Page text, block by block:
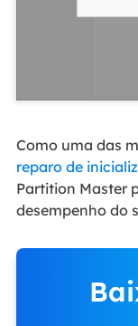
Como uma das
reparo de
Partition Master
desempenho do